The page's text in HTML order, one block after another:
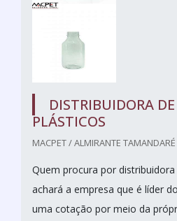
DISTRIBUIDORA DE
PLÁSTICOS
MACPET / ALMIRANTE
Quem procura por
achará a empresa que é líder
uma cotação por meio da